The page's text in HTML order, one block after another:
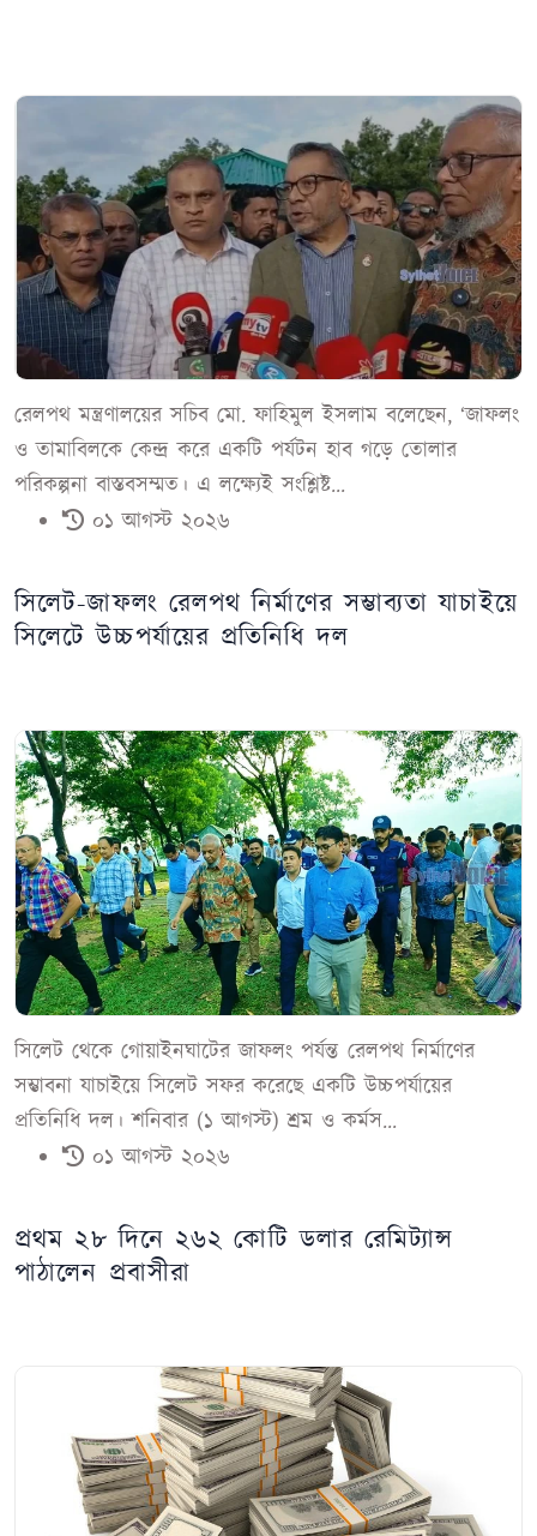
রেলপথ মন্ত্রণালয়ের সচিব মো. ফাহিমুল ইসলাম বলেছেন, ‘জাফলং
ও তামাবিলকে কেন্দ্র করে একটি পর্যটন হাব গড়ে তোলার
পরিকল্পনা বাস্তবসম্মত। এ লক্ষ্যেই সংশ্লিষ্ট...
০১ আগস্ট ২০২৬
সিলেট-জাফলং রেলপথ নির্মাণের সম্ভাব্যতা যাচাইয়ে
সিলেটে উচ্চপর্যায়ের প্রতিনিধি দল
সিলেট থেকে গোয়াইনঘাটের জাফলং পর্যন্ত রেলপথ নির্মাণের
সম্ভাবনা যাচাইয়ে সিলেট সফর করেছে একটি উচ্চপর্যায়ের
প্রতিনিধি দল। শনিবার (১ আগস্ট) শ্রম ও কর্মস...
০১ আগস্ট ২০২৬
প্রথম ২৮ দিনে ২৬২ কোটি ডলার রেমিট্যান্স
পাঠালেন প্রবাসীরা